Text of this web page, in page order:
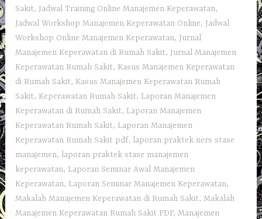
Sakit, Jadwal Training Online Manajemen Keperawatan,
Jadwal Workshop Manajemen Keperawatan Online, Jadwal
Workshop Online Manajemen Keperawatan, Jurnal
Manajemen Keperawatan di Rumah Sakit, Jurnal Manajemen
Keperawatan Rumah Sakit, Kasus Manajemen Keperawatan
di Rumah Sakit, Kasus Manajemen Keperawatan Rumah
Sakit, Keperawatan Rumah Sakit, Laporan Manajemen
Keperawatan di Rumah Sakit, Laporan Manajemen
Keperawatan Rumah Sakit, Laporan Manajemen
Keperawatan Rumah Sakit pdf, laporan praktek ners stase
manajemen, laporan praktek stase manajemen
keperawatan, Laporan Seminar Awal Manajemen
Keperawatan, Laporan Seminar Manajemen Keperawatan,
Makalah Manajemen Keperawatan di Rumah Sakit,Makalah
Manajemen Keperawatan Rumah Sakit PDF,Manajemen